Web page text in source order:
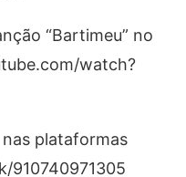
“Bartimeu” no
watch?
nas plataformas
910740971305